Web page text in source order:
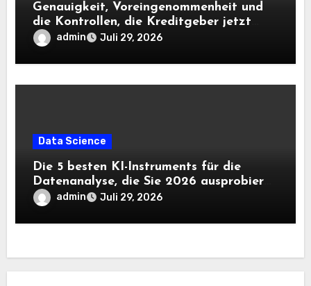
Genauigkeit, Voreingenommenheit und
die Kontrollen, die Kreditgeber jetzt
benötigen |
admin Juli 29, 2026
Data Science
Die 5 besten KI-Instruments für die
Datenanalyse, die Sie 2026 ausprobieren
solltenadmin Juli 29, 2026